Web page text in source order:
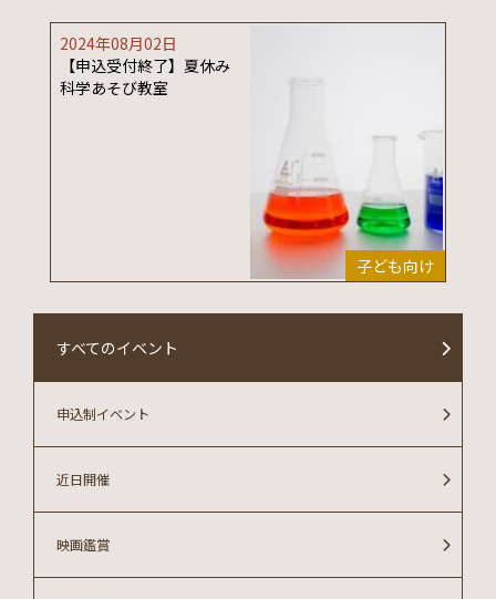
子ども向け
2024年08月02日
【申込受付終了】夏休み
科学あそび教室
すべてのイベント
映画鑑賞
近日開催
申込制イベント